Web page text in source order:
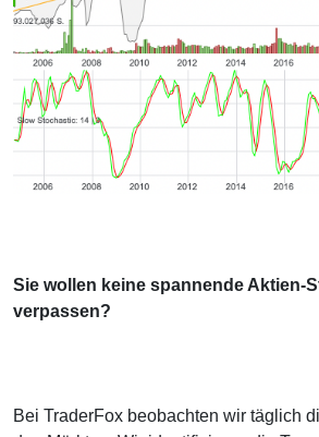
Sie wollen keine spannende Aktien-
verpassen?
Bei TraderFox beobachten wir täglich